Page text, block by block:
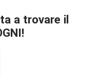
a trovare il